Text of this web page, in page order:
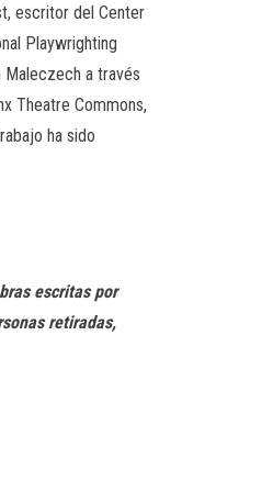
escritor del Center
Playwrighting
Maleczech a través
Theatre Commons,
ha sido
escritas por
retiradas,